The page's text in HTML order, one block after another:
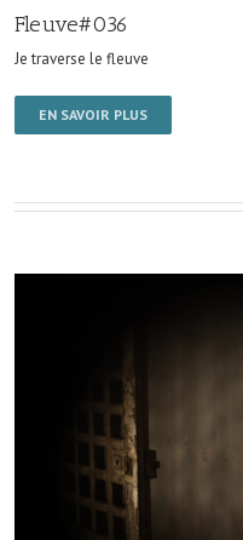
Fleuve#036
Je traverse le fleuve
EN SAVOIR PLUS